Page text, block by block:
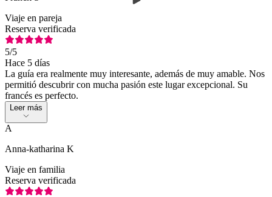
Viaje en pareja
Reserva verificada
5/5
Hace 5 días
La guía era realmente muy interesante, además de muy amable. Nos
permitió descubrir con mucha pasión este lugar excepcional. Su
francés es perfecto.
Leer más
A
Anna-katharina K
Viaje en familia
Reserva verificada